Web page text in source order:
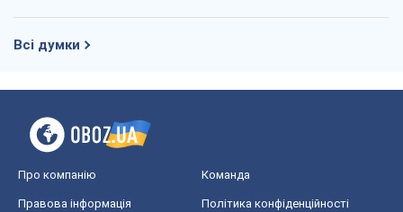
Всі думки
Про компанію Команда
Правова інформація Політика конфіденційності